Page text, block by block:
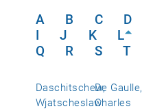
A B C D
I
J K L
Q
R S T
Daschitschew,
Wjatscheslaw
De Gaulle,
Charles